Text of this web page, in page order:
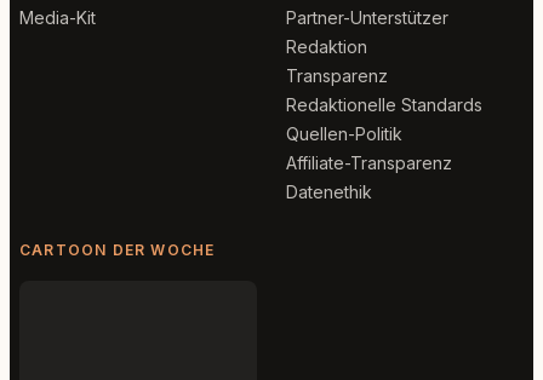
Media-Kit
Partner-Unterstützer
Redaktion
Transparenz
Redaktionelle Standards
Quellen-Politik
Affiliate-Transparenz
Datenethik
CARTOON DER WOCHE